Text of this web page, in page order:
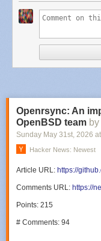
Openrsync: An
OpenBSD team
Sunday May 31st, 2026 at
Hacker News: Newest
Article URL: https://
Comments URL: https://
Points: 215
# Comments: 94